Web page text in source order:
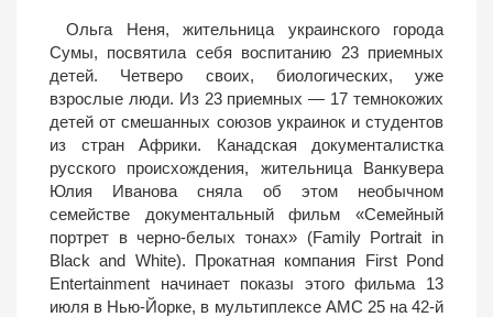
Ольга Неня, жительница украинского города
Сумы, посвятила себя воспитанию 23 приемных
детей. Четверо своих, биологических, уже
взрослые люди. Из 23 приемных — 17 темнокожих
детей от смешанных союзов украинок и студентов
из стран Африки. Канадская документалистка
русского происхождения, жительница Ванкувера
Юлия Иванова сняла об этом необычном
семействе документальный фильм «Семейный
портрет в черно-белых тонах» (Family Portrait in
Black and White). Прокатная компания First Pond
Entertainment начинает показы этого фильма 13
июля в Нью-Йорке, в мультиплексе AMC 25 на 42-й